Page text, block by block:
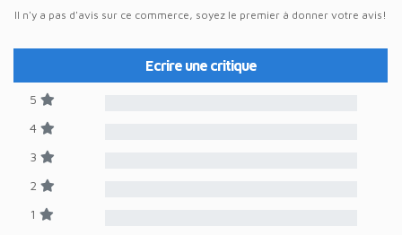
Il n'y a pas d'avis sur ce commerce, soyez le premier à donner votre avis!
Ecrire une critique
5
4
3
2
1